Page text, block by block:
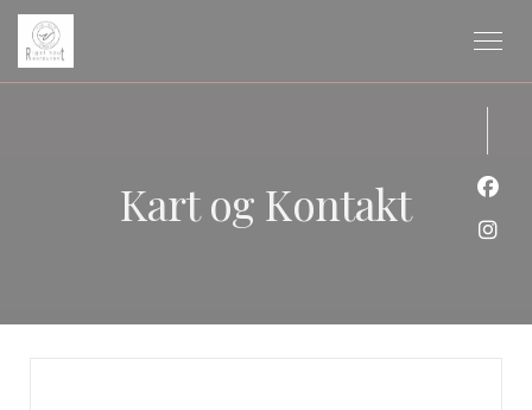
Panel for informasjonskapsler
Kart og Kontakt